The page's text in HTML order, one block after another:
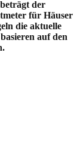
der
für Häuser
die aktuelle
auf den